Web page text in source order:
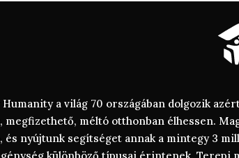
a világ 70 országában dolgozik
megfizethető, méltó otthonban élhessen.
és nyújtunk segítséget annak a mintegy 3